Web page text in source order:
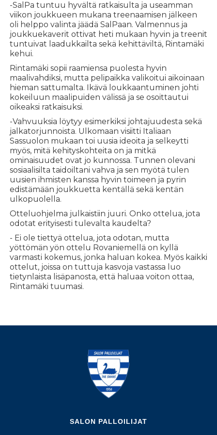
-SalPa tuntuu hyvältä ratkaisulta ja useamman
viikon joukkueen mukana treenaamisen jälkeen
oli helppo valinta jäädä SalPaan. Valmennus ja
joukkuekaverit ottivat heti mukaan hyvin ja treenit
tuntuivat laadukkailta sekä kehittäviltä, Rintamäki
kehui.
Rintamäki sopii raamiensa puolesta hyvin
maalivahdiksi, mutta pelipaikka valikoitui aikoinaan
hieman sattumalta. Ikävä loukkaantuminen johti
kokeiluun maalipuiden välissä ja se osoittautui
oikeaksi ratkaisuksi.
-Vahvuuksia löytyy esimerkiksi johtajuudesta sekä
jalkatorjunnoista. Ulkomaan visiitti Italiaan
Sassuolon mukaan toi uusia ideoita ja selkeytti
myös, mitä kehityskohteita on ja mitkä
ominaisuudet ovat jo kunnossa. Tunnen olevani
sosiaalisilta taidoiltani vahva ja sen myötä tulen
uusien ihmisten kanssa hyvin toimeen ja pyrin
edistämään joukkuetta kentällä sekä kentän
ulkopuolella.
Otteluohjelma julkaistiin juuri. Onko ottelua, jota
odotat erityisesti tulevalta kaudelta?
- Ei ole tiettyä ottelua, jota odotan, mutta
yöttömän yön ottelu Rovaniemellä on kyllä
varmasti kokemus, jonka haluan kokea. Myös kaikki
ottelut, joissa on tuttuja kasvoja vastassa luo
tietynlaista lisäpanosta, että haluaa voiton ottaa,
Rintamäki tuumasi.
SALON PALLOILIJAT